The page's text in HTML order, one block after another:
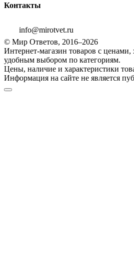
Контакты
info@mirotvet.ru
© Мир Ответов, 2016–2026
Интернет-магазин товаров с ценами,
удобным выбором по категориям.
Цены, наличие и характеристики
Информация на сайте не является